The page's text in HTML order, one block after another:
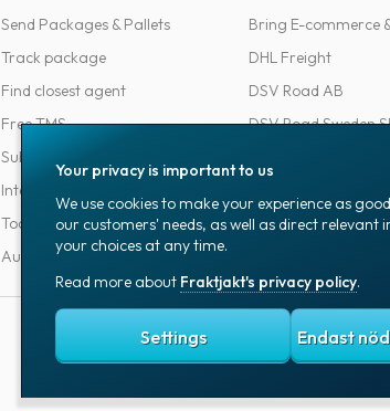
Send Packages & Pallets
Track package
Find closest agent
Free TMS
Subscriptions
Integrations
Tools for developers
Automations
Bring E-commerce
DHL Freight
DSV Road AB
DSV Road Sweden
PostNord Sverige
Fraktjakt's privacy policy Terms and
Your privacy is important to us
We use cookies to make your experience as
our customers' needs, as well as direct
your choices at any time.
Read more about Fraktjakt's privacy policy.
Settings